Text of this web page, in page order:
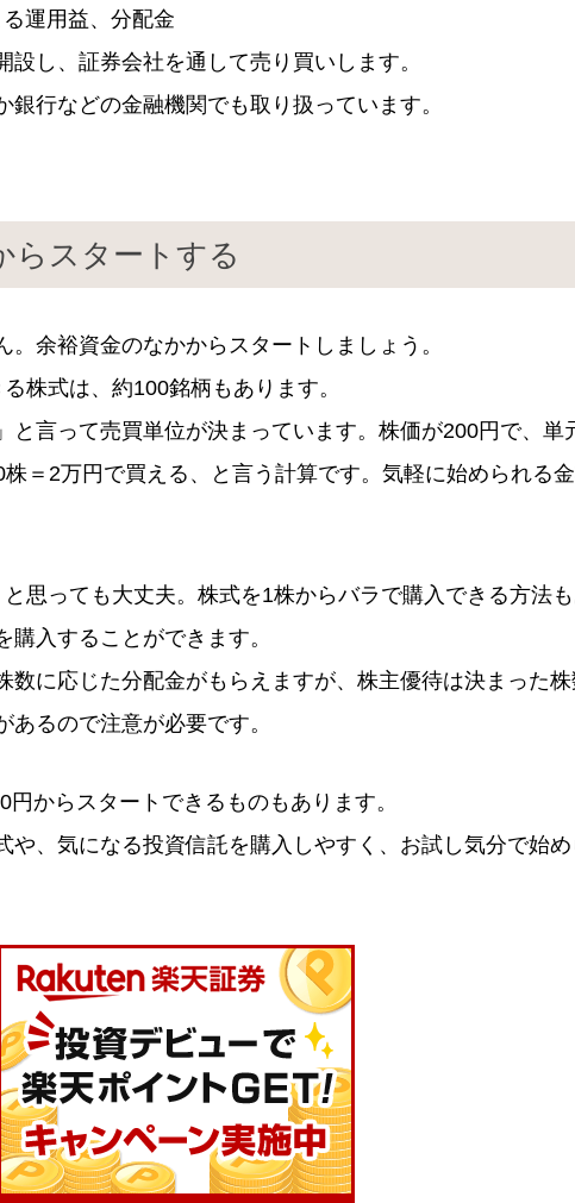
運用益、分配金
し、証券会社を通して売り買いします。
行などの金融機関でも取り扱っています。
スタートする
余裕資金のなかからスタートしましょう。
株式は、約100銘柄もあります。
と言って売買単位が決まっています。株価が200円で、単
＝2万円で買える、と言う計算です。気軽に始められる
思っても大丈夫。株式を1株からバラで購入できる方法
入することができます。
数に応じた分配金がもらえますが、株主優待は決まった
るので注意が必要です。
からスタートできるものもあります。
や、気になる投資信託を購入しやすく、お試し気分で始